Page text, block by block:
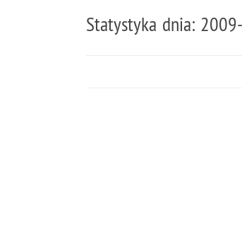
Statystyka dnia: